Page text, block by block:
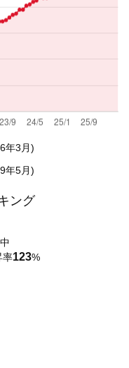
年3月
年5月
ング
率123%